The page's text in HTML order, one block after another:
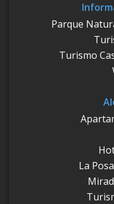
Parque
Turismo
La